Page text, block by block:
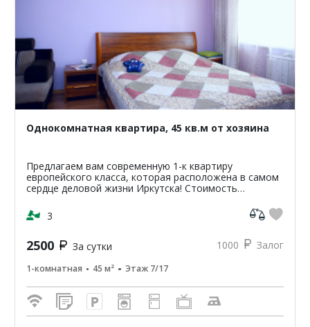
Однокомнатная квартира, 45 кв.м от хозяина
Предлагаем вам современную 1-к квартиру
европейского класса, которая расположена в самом
сердце деловой жизни Иркутска! Стоимость
от сроков и перио...
3
2500 За сутки 1000 Залог
1-комнатная 45 м² Этаж 7/17